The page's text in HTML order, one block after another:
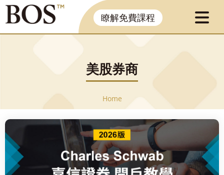
瞭解免費課程
美股券商
Home